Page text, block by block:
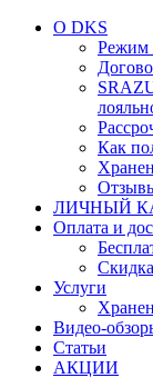
О DKS
Режим
Как
ЛИЧНЫЙ
Оплата и
Услуги
Видео-
Статьи
АКЦИИ